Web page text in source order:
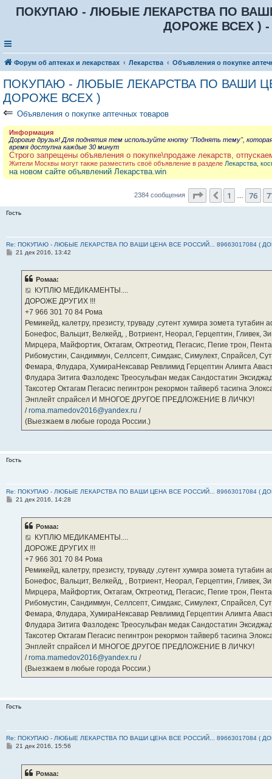
ПОКУПАЮ - ЛЮБЫЕ ЛЕКАРСТВА ПО ВАШИ
ДОРОЖЕ ВСЕХ ) -
Форум об аптеках и лекарствах Лекарства Объявления о покупке
ПОКУПАЮ - ЛЮБЫЕ ЛЕКАРСТВА ПО ВАШИ
ДОРОЖЕ ВСЕХ )
⇐ Объявления о покупке аптечных товаров
Информация
Дорогие друзья! Для поднятия тем используйте кнопку "Поднять тему",
время доступна каждые 30 минут
Строго запрещены объявления о покупке\продаже лекарств,
Жители Москвы могут также разместить своё объявление в разделе Лекарства,
на новом сайте объявлений Лекарства.win
2384 сообщения Страница 78из
Пред.
1 76
Гость
Re: ПОКУПАЮ - ЛЮБЫЕ ЛЕКАРСТВА ПО ВАШИ ЦЕНА ВСЕ РОССИЙ... 89663017084 (
С21 дек 2016, 13:42
Ромаа:
КУПЛЮ МЕДИКАМЕНТЫ....
ДОРОЖЕ ДРУГИХ !!!
‪+7 966 301 70 84‬ Рома
Ремикейд, калетру, презисту, труваду ,сутент хумира зомета
Бонефос, Вальцит, Велкейд, , Вотриент, Неорал, Герцептин, Гливек,
Мирцера, Майфортик, Октагам, Октреотид, Пегасис, Пегие трон,
Рибомустин, Сандиммун, Селлсепт, Симдакс, Симулект, Спрайсел,
Фемара, Флудара, ХумираНексавар Ревлимид Герцептин Алимта
Флудара Зитига Фазлодекс Треосульфан медак Сандостатин
Таксотер Октагам Пегасис пегинтрон рекормон тайверб тасигна
Энплейт спрайсел И МНОГОЕ ДРУГОЕ ПРЕДЛОЖЕНИЕ В ЛИЧКУ!
/roma.mamedov2016@yandex.ru /
(Выезжаем в любые города России.)
Гость
Re: ПОКУПАЮ - ЛЮБЫЕ ЛЕКАРСТВА ПО ВАШИ ЦЕНА ВСЕ РОССИЙ... 89663017084 (
С21 дек 2016, 14:28
Ромаа:
КУПЛЮ МЕДИКАМЕНТЫ....
ДОРОЖЕ ДРУГИХ !!!
‪+7 966 301 70 84‬ Рома
Ремикейд, калетру, презисту, труваду ,сутент хумира зомета
Бонефос, Вальцит, Велкейд, , Вотриент, Неорал, Герцептин, Гливек,
Мирцера, Майфортик, Октагам, Октреотид, Пегасис, Пегие трон,
Рибомустин, Сандиммун, Селлсепт, Симдакс, Симулект, Спрайсел,
Фемара, Флудара, ХумираНексавар Ревлимид Герцептин Алимта
Флудара Зитига Фазлодекс Треосульфан медак Сандостатин
Таксотер Октагам Пегасис пегинтрон рекормон тайверб тасигна
Энплейт спрайсел И МНОГОЕ ДРУГОЕ ПРЕДЛОЖЕНИЕ В ЛИЧКУ!
/roma.mamedov2016@yandex.ru /
(Выезжаем в любые города России.)
Гость
Re: ПОКУПАЮ - ЛЮБЫЕ ЛЕКАРСТВА ПО ВАШИ ЦЕНА ВСЕ РОССИЙ... 89663017084 (
С21 дек 2016, 15:56
Ромаа: